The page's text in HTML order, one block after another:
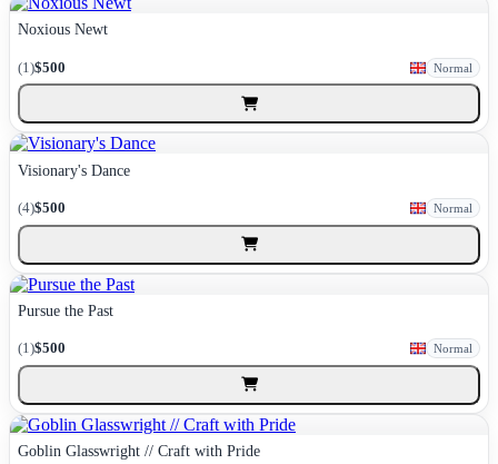
Noxious Newt
(1)$500 Normal
Visionary's Dance
(4)$500 Normal
Pursue the Past
(1)$500 Normal
Goblin Glasswright // Craft with Pride